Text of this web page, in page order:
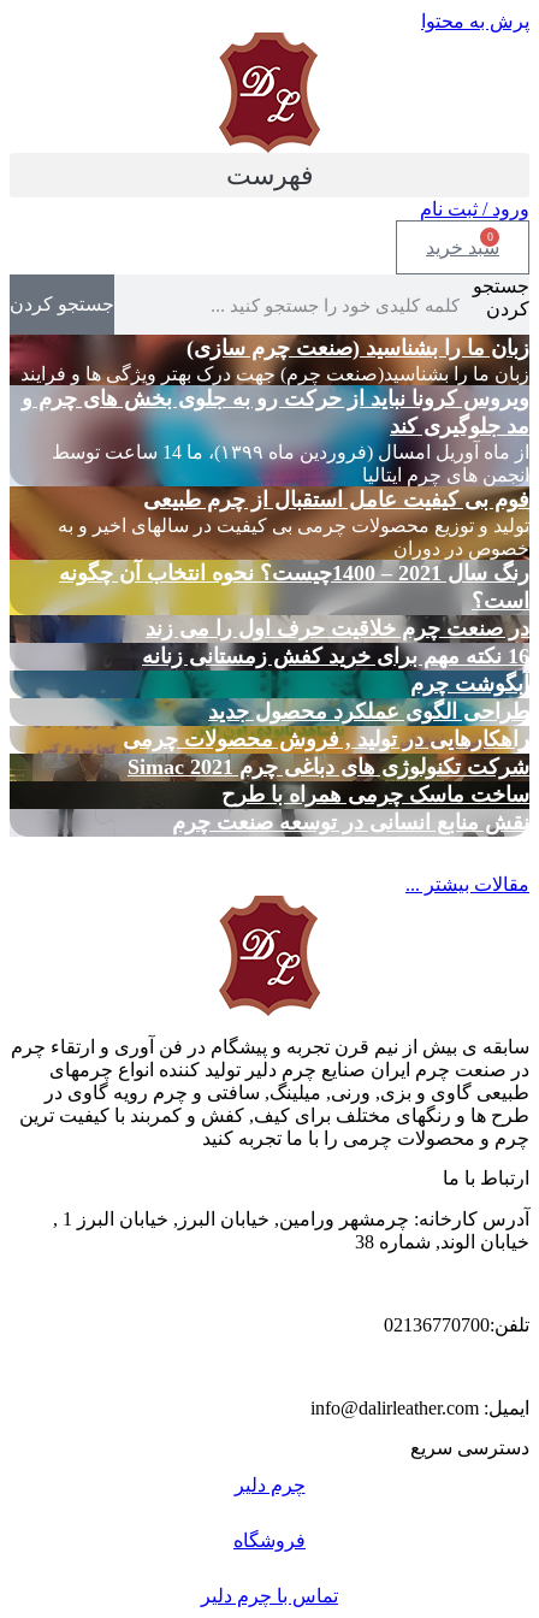
پرش به محتوا
فهرست
ورود / ثبت نام
0
سبد خرید
جستجو
کردن
جستجو کردن
زبان ما را بشناسید (صنعت چرم سازی)
زبان ما را بشناسید(صنعت چرم) جهت درک بهتر ویژگی ها و فرایند
ویروس کرونا نباید از حرکت رو به جلوی بخش های چرم و
مد جلوگیری کند
از ماه آوریل امسال (فروردین ماه ۱۳۹۹)، ما 14 ساعت توسط
انجمن های چرم ایتالیا
فوم بی کیفیت عامل استقبال از چرم طبیعی
تولید و توزیع محصولات چرمی بی کیفیت در سالهای اخیر و به
خصوص در دوران
رنگ سال 2021 – 1400چیست؟ نحوه انتخاب آن چگونه
است؟
در صنعت چرم خلاقیت حرف اول را می زند
16 نکته مهم برای خرید کفش زمستانی زنانه
آبگوشت چرم
طراحی الگوی عملکرد محصول جدید
راهکارهایی در تولید , فروش محصولات چرمی
شرکت تکنولوژی های دباغی چرم Simac 2021
ساخت ماسک چرمی همراه با طرح
نقش منابع انسانی در توسعه صنعت چرم
مقالات بیشتر ...
سابقه ی بیش از نیم قرن تجربه و پیشگام در فن آوری و ارتقاء چرم
در صنعت چرم ایران صنایع چرم دلیر تولید کننده انواع چرمهای
طبیعی گاوی و بزی, ورنی, میلینگ, سافتی و چرم رویه گاوی در
طرح ها و رنگهای مختلف برای کیف, کفش و کمربند با کیفیت ترین
چرم و محصولات چرمی را با ما تجربه کنید
ارتباط با ما
آدرس کارخانه: چرمشهر ورامین, خیابان البرز, خیابان البرز 1 ,
خیابان الوند, شماره 38
تلفن:02136770700
ایمیل: info@dalirleather.com
دسترسی سریع
چرم دلیر
فروشگاه
تماس با چرم دلیر